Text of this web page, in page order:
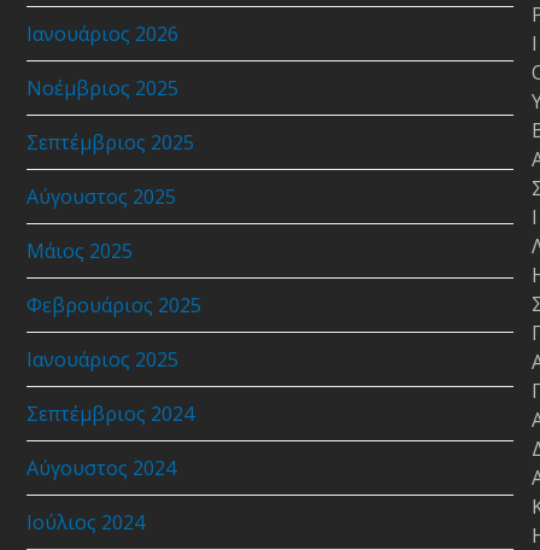
Ιανουάριος 2026
Νοέμβριος 2025
Σεπτέμβριος 2025
Αύγουστος 2025
Μάιος 2025
Φεβρουάριος 2025
Ιανουάριος 2025
Σεπτέμβριος 2024
Αύγουστος 2024
Ιούλιος 2024
Ι
Ι